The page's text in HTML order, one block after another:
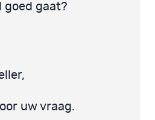
goed gaat?
uw vraag.